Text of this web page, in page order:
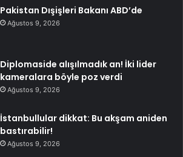
Pakistan Dışişleri Bakanı ABD’de
Ağustos 9, 2026
Diplomaside alışılmadık an! İki lider
kameralara böyle poz verdi
Ağustos 9, 2026
İstanbullular dikkat: Bu akşam aniden
bastırabilir!
Ağustos 9, 2026